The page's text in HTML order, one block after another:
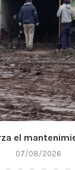
el
07/08/2026